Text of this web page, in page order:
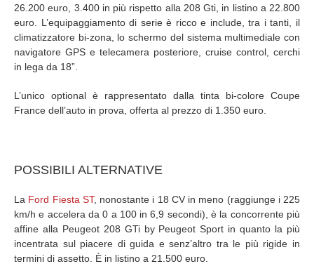
26.200 euro, 3.400 in più rispetto alla 208 Gti, in listino a 22.800
euro. L’equipaggiamento di serie è ricco e include, tra i tanti, il
climatizzatore bi-zona, lo schermo del sistema multimediale con
navigatore GPS e telecamera posteriore, cruise control, cerchi
in lega da 18”.
L’unico optional è rappresentato dalla tinta bi-colore Coupe
France dell’auto in prova, offerta al prezzo di 1.350 euro.
POSSIBILI ALTERNATIVE
La Ford Fiesta ST, nonostante i 18 CV in meno (raggiunge i 225
km/h e accelera da 0 a 100 in 6,9 secondi), è la concorrente più
affine alla Peugeot 208 GTi by Peugeot Sport in quanto la più
incentrata sul piacere di guida e senz’altro tra le più rigide in
termini di assetto. È in listino a 21.500 euro.